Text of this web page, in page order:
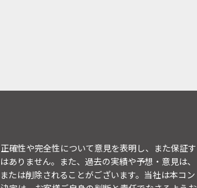
確性や完全性について意見を表明し、また保証す
りません。また、過去の実績や予想・意見は、
たは削除されることがございます。当社は本コン